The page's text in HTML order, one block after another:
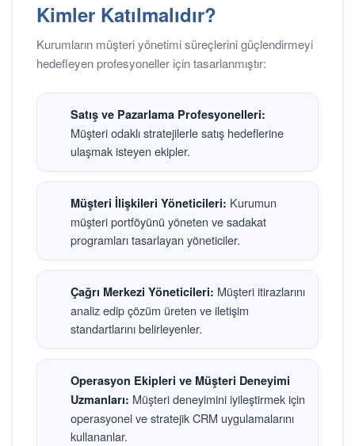
Kimler Katılmalıdır?
Kurumların müşteri yönetimi süreçlerini güçlendirmeyi
hedefleyen profesyoneller için tasarlanmıştır:
Satış ve Pazarlama Profesyonelleri:
Müşteri odaklı stratejilerle satış hedeflerine
ulaşmak isteyen ekipler.
Müşteri İlişkileri Yöneticileri: Kurumun
müşteri portföyünü yöneten ve sadakat
programları tasarlayan yöneticiler.
Çağrı Merkezi Yöneticileri: Müşteri itirazlarını
analiz edip çözüm üreten ve iletişim
standartlarını belirleyenler.
Operasyon Ekipleri ve Müşteri Deneyimi
Uzmanları: Müşteri deneyimini iyileştirmek için
operasyonel ve stratejik CRM uygulamalarını
kullananlar.